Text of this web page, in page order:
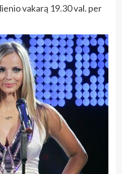
vakarą 19.30 val. per